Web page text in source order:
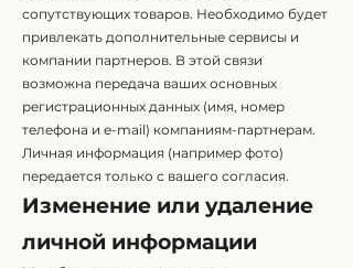
сопутствующих товаров. Необходимо будет
привлекать дополнительные сервисы и
компании партнеров. В этой связи
возможна передача ваших основных
регистрационных данных (имя, номер
телефона и e-mail) компаниям-партнерам.
Личная информация (например фото)
передается только с вашего согласия.
Изменение или удаление
личной информации